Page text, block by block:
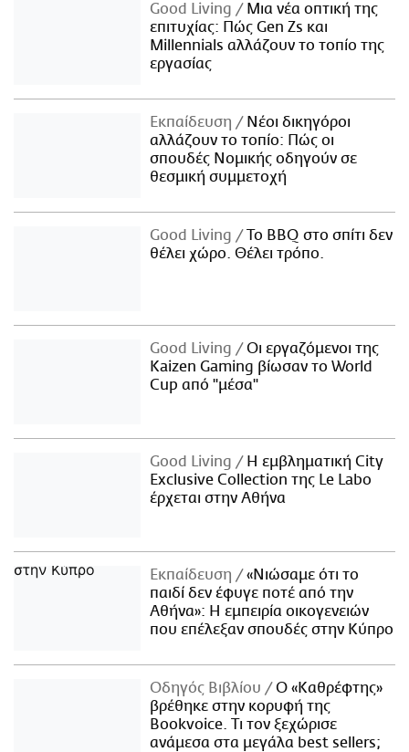
Good Living
Μια νέα οπτική της
επιτυχίας: Πώς Gen Zs και
Millennials αλλάζουν το τοπίο της
εργασίας
Εκπαίδευση
Νέοι δικηγόροι
αλλάζουν το τοπίο: Πώς οι
σπουδές Νομικής οδηγούν σε
θεσμική συμμετοχή
Good Living
Το BBQ στο σπίτι δεν
θέλει χώρο. Θέλει τρόπο.
Good Living
Οι εργαζόμενοι της
Kaizen Gaming βίωσαν το World
Cup από "μέσα"
Good Living
Η εμβληματική City
Exclusive Collection της Le Labo
έρχεται στην Αθήνα
Εκπαίδευση
«Νιώσαμε ότι το
παιδί δεν έφυγε ποτέ από την
Αθήνα»: Η εμπειρία οικογενειών
που επέλεξαν σπουδές στην Κύπρο
Οδηγός Βιβλίου
Ο «Καθρέφτης»
βρέθηκε στην κορυφή της
Bookvoice. Τι τον ξεχώρισε
ανάμεσα στα μεγάλα best sellers;